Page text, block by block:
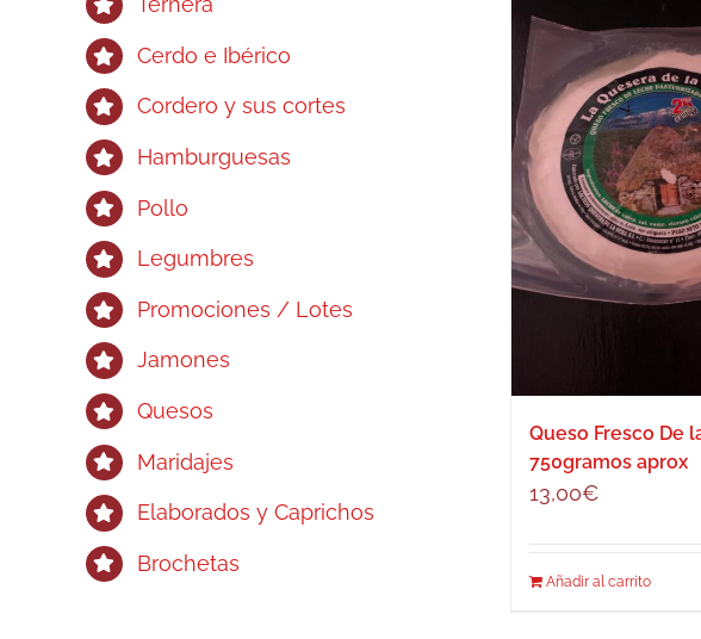
Queso Fresco De
750gramos aprox
13,00€
Añadir al carrito
Cerdo e Ibérico
Cordero y sus cortes
Hamburguesas
Pollo
Legumbres
Promociones / Lotes
Jamones
Quesos
Maridajes
Elaborados y Caprichos
Brochetas